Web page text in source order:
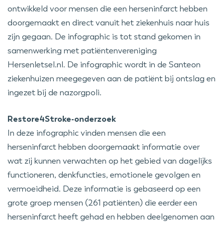
ontwikkeld voor mensen die een herseninfarct hebben
doorgemaakt en direct vanuit het ziekenhuis naar huis
zijn gegaan. De infographic is tot stand gekomen in
samenwerking met patiëntenvereniging
Hersenletsel.nl. De infographic wordt in de Santeon
ziekenhuizen meegegeven aan de patiënt bij ontslag en
ingezet bij de nazorgpoli.
Restore4Stroke-onderzoek
In deze infographic vinden mensen die een
herseninfarct hebben doorgemaakt informatie over
wat zij kunnen verwachten op het gebied van dagelijks
functioneren, denkfuncties, emotionele gevolgen en
vermoeidheid. Deze informatie is gebaseerd op een
grote groep mensen (261 patiënten) die eerder een
herseninfarct heeft gehad en hebben deelgenomen aan